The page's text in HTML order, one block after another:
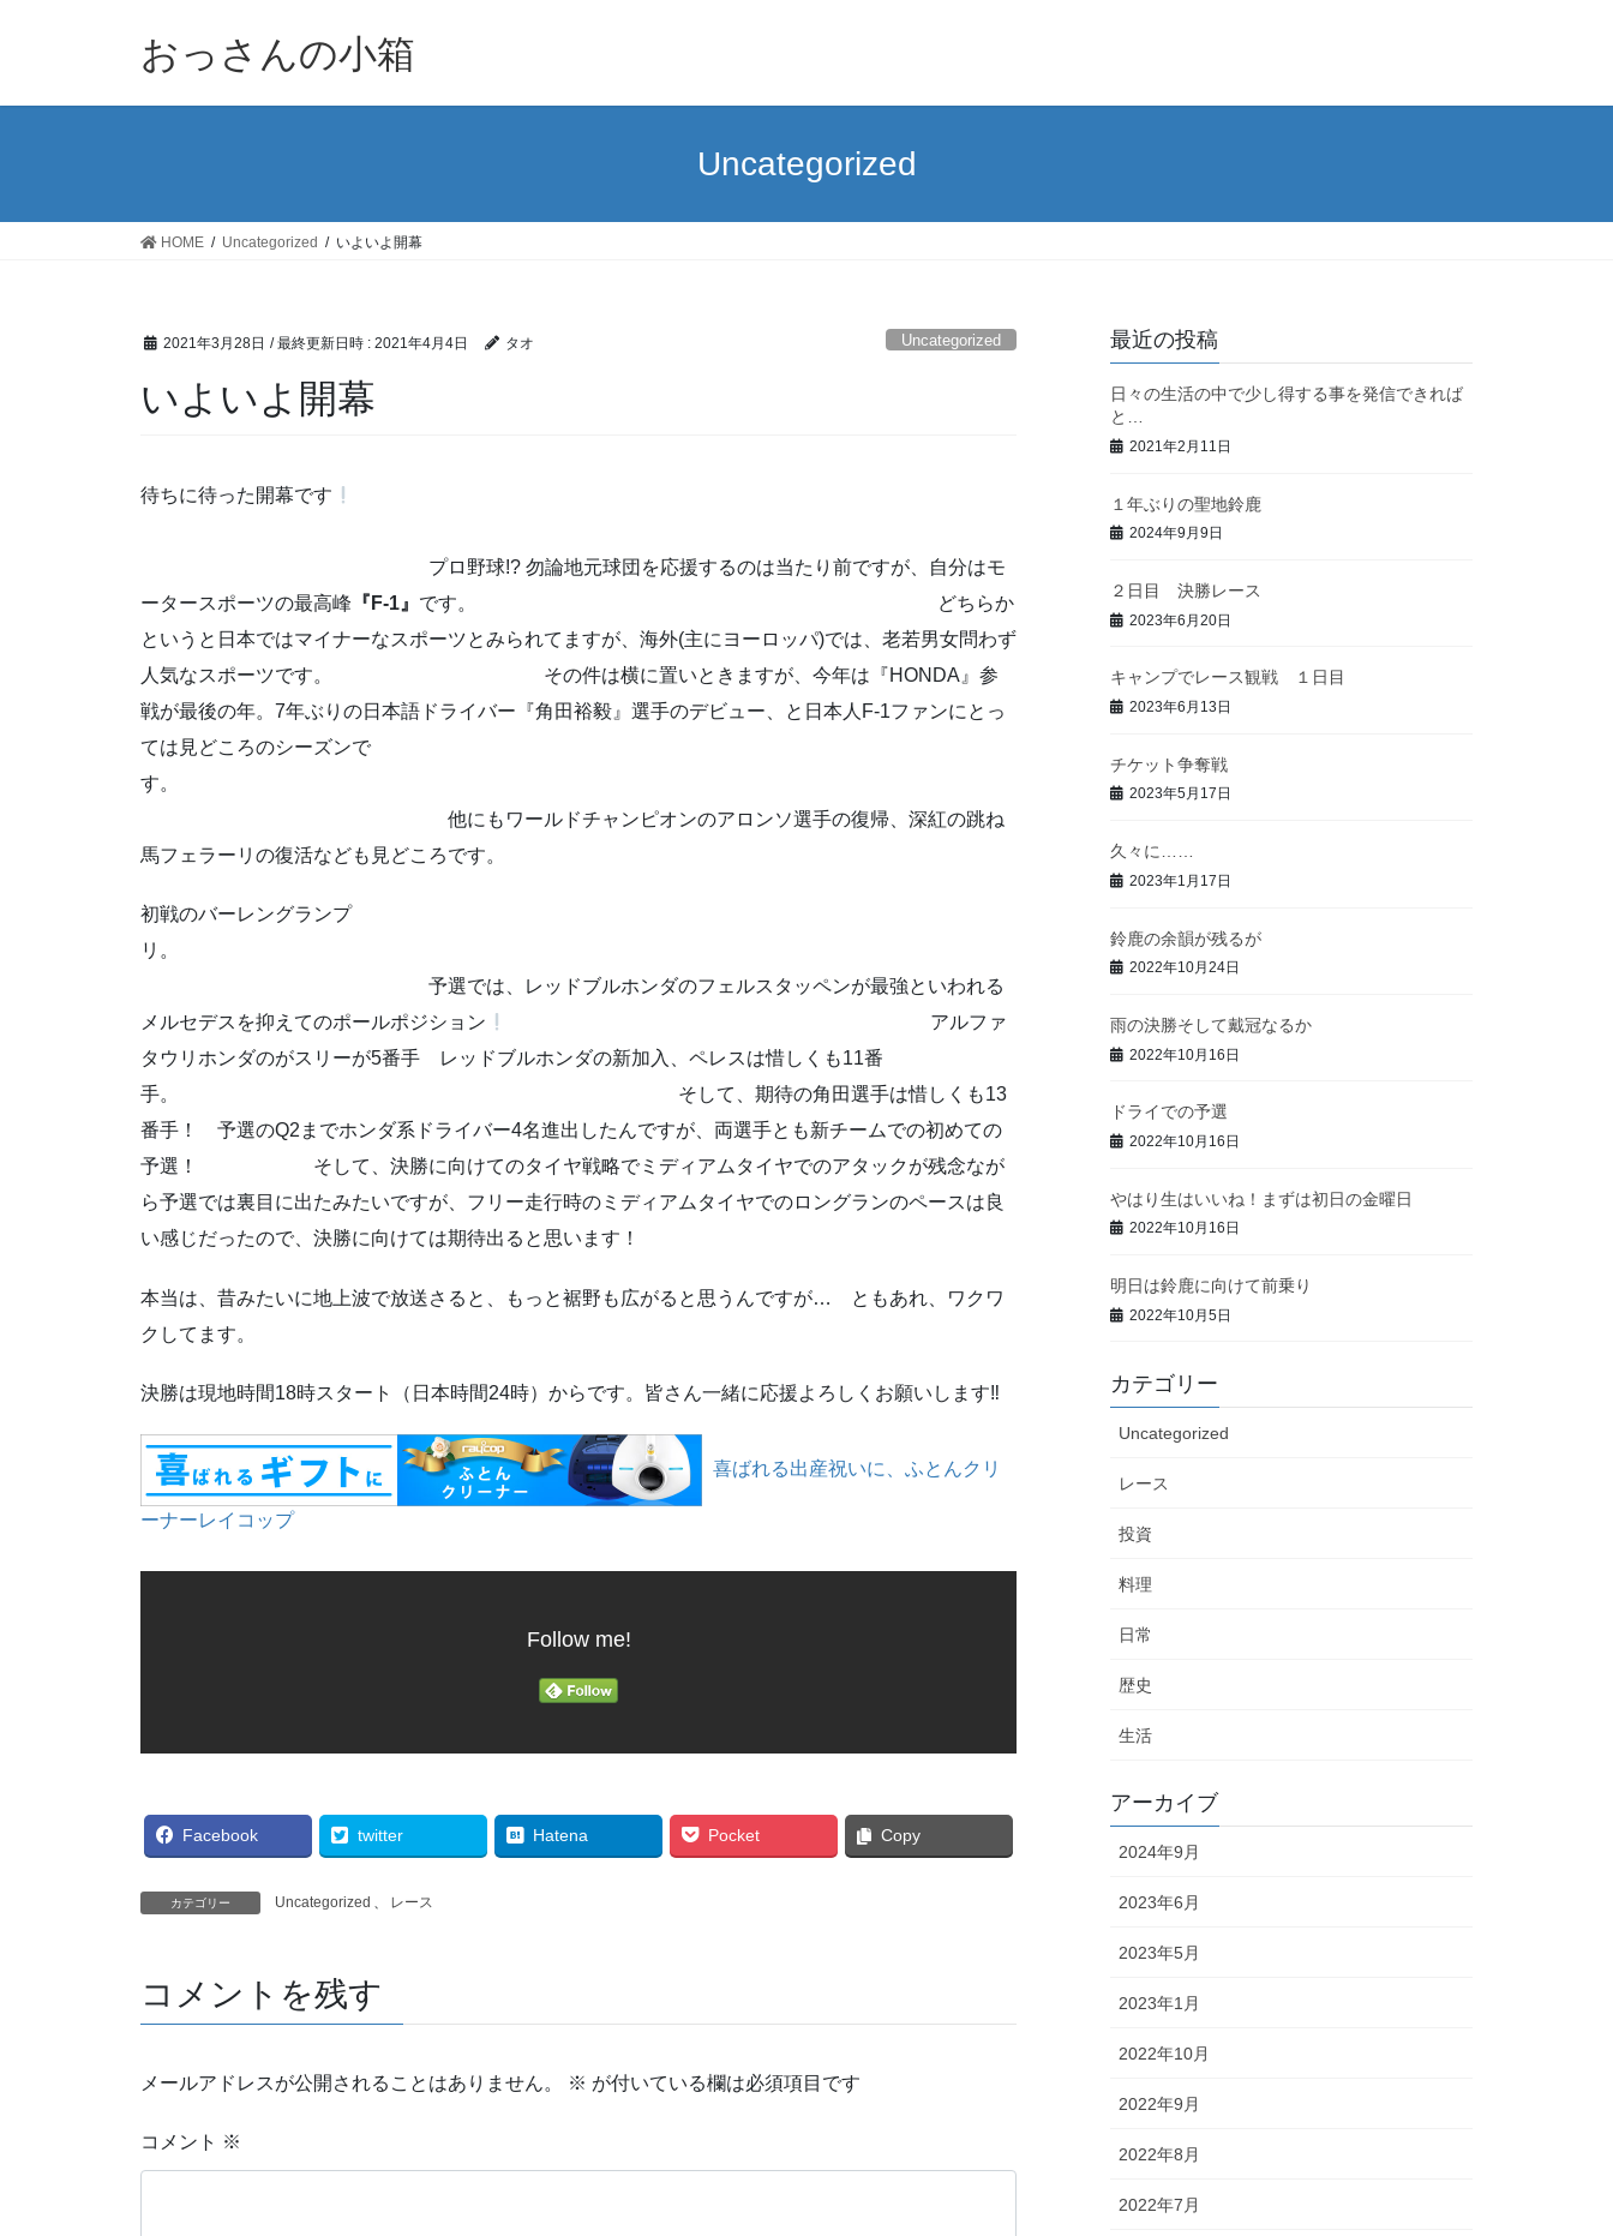
おっさんの小箱
Uncategorized
HOME Uncategorized いよいよ開幕
2021年3月28日 / 最終更新日時 : 2021年4月4日 タオ Uncategorized
いよいよ開幕
待ちに待った開幕です
プロ野球!? 勿論地元球団を応援するのは当たり前ですが、自分はモ
ータースポーツの最高峰 『F-1』 です。 どちらか
というと日本ではマイナーなスポーツとみられてますが、海外(主にヨーロッパ)では、老若男女問わず
人気なスポーツです。 その件は横に置いときますが、今年は『HONDA』参
戦が最後の年。7年ぶりの日本語ドライバー『角田裕毅』選手のデビュー、と日本人F-1ファンにとっ
ては見どころのシーズンで
す。
他にもワールドチャンピオンのアロンソ選手の復帰、深紅の跳ね
馬フェラーリの復活なども見どころです。
初戦のバーレングランプ
リ。
予選では、レッドブルホンダのフェルスタッペンが最強といわれる
メルセデスを抑えてのポールポジション
アルファ
タウリホンダのがスリーが5番手 レッドブルホンダの新加入、ペレスは惜しくも11番
手。 そして、期待の角田選手は惜しくも13
番手！ 予選のQ2までホンダ系ドライバー4名進出したんですが、両選手とも新チームでの初めての
予選！ そして、決勝に向けてのタイヤ戦略でミディアムタイヤでのアタックが残念なが
ら予選では裏目に出たみたいですが、フリー走行時のミディアムタイヤでのロングランのペースは良
い感じだったので、決勝に向けては期待出ると思います！
本当は、昔みたいに地上波で放送さると、もっと裾野も広がると思うんですが… ともあれ、ワクワ
クしてます。
決勝は現地時間18時スタート（日本時間24時）からです。皆さん一緒に応援よろしくお願いします‼
喜ばれる出産祝いに、ふとんクリ
ーナーレイコップ
Follow me!
Facebook twitter Hatena Pocket Copy
カテゴリー Uncategorized 、 レース
コメントを残す
メールアドレスが公開されることはありません。 ※ が付いている欄は必須項目です
コメント ※
最近の投稿
日々の生活の中で少し得する事を発信できれば
と…
2021年2月11日
１年ぶりの聖地鈴鹿
2024年9月9日
２日目 決勝レース
2023年6月20日
キャンプでレース観戦 １日目
2023年6月13日
チケット争奪戦
2023年5月17日
久々に……
2023年1月17日
鈴鹿の余韻が残るが
2022年10月24日
雨の決勝そして戴冠なるか
2022年10月16日
ドライでの予選
2022年10月16日
やはり生はいいね！まずは初日の金曜日
2022年10月16日
明日は鈴鹿に向けて前乗り
2022年10月5日
カテゴリー
Uncategorized
レース
投資
料理
日常
歴史
生活
アーカイブ
2024年9月
2023年6月
2023年5月
2023年1月
2022年10月
2022年9月
2022年8月
2022年7月